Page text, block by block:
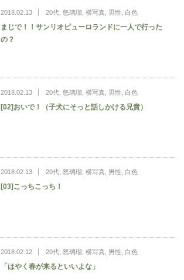
2018.02.13 20代, 怒璃瑠, 横写真 男性 白色
まじで！！サンリオピューロランドに一人で行った
の？
2018.02.13 20代, 怒璃瑠, 横写真 男性 白色
[02]おいで！（子犬にそっと話しかける兄貴）
2018.02.13 20代, 怒璃瑠, 横写真 男性 白色
[03]こっちこっち！
2018.02.12 20代, 怒璃瑠, 横写真 男性 白色
「はやく春が来るといいよな」